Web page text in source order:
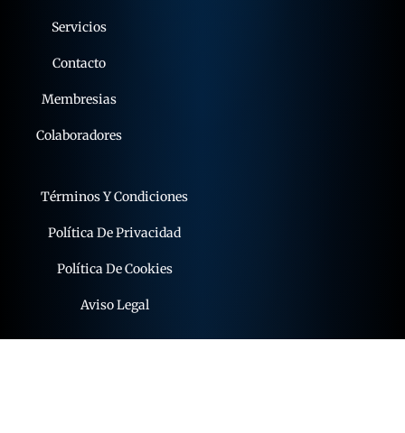
Términos Y Condiciones
Política De Privacidad
Política De Cookies
Aviso Legal
Servicios
Contacto
Membresias
Colaboradores